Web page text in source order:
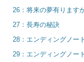
26：将来の夢有ります
27：長寿の秘訣
28：エンディングノー
29：エンディングノー